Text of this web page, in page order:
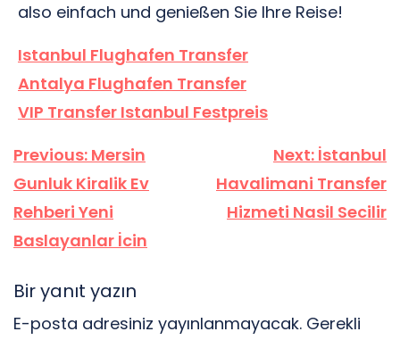
also einfach und genießen Sie Ihre Reise!
Istanbul Flughafen Transfer
Antalya Flughafen Transfer
VIP Transfer Istanbul Festpreis
Yazı
gezinmesi
Previous: Mersin
Gunluk Kiralik Ev
Rehberi Yeni
Baslayanlar İcin
Next: İstanbul
Havalimani Transfer
Hizmeti Nasil Secilir
Bir yanıt yazın
E-posta adresiniz yayınlanmayacak. Gerekli